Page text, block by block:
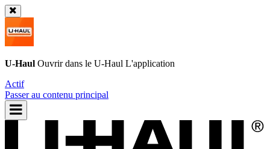
U-Haul Ouvrir dans le U-Haul L'application
Actif
Passer au contenu principal